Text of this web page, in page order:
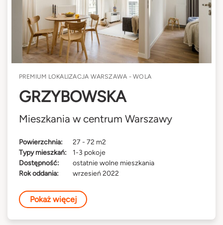
PREMIUM LOKALIZACJA WARSZAWA - WOLA
GRZYBOWSKA
Mieszkania w centrum Warszawy
Powierzchnia:
27 - 72 m2
Typy mieszkań:
1-3 pokoje
Dostępność:
ostatnie wolne mieszkania
Rok oddania:
wrzesień 2022
Pokaż więcej